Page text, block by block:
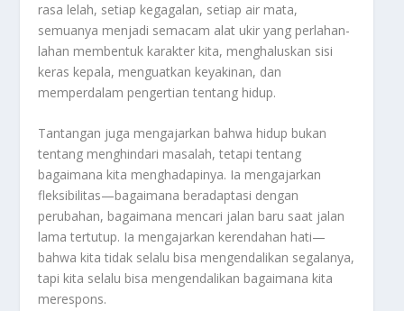
rasa lelah, setiap kegagalan, setiap air mata,
semuanya menjadi semacam alat ukir yang perlahan-
lahan membentuk karakter kita, menghaluskan sisi
keras kepala, menguatkan keyakinan, dan
memperdalam pengertian tentang hidup.
Tantangan juga mengajarkan bahwa hidup bukan
tentang menghindari masalah, tetapi tentang
bagaimana kita menghadapinya. Ia mengajarkan
fleksibilitas—bagaimana beradaptasi dengan
perubahan, bagaimana mencari jalan baru saat jalan
lama tertutup. Ia mengajarkan kerendahan hati—
bahwa kita tidak selalu bisa mengendalikan segalanya,
tapi kita selalu bisa mengendalikan bagaimana kita
merespons.